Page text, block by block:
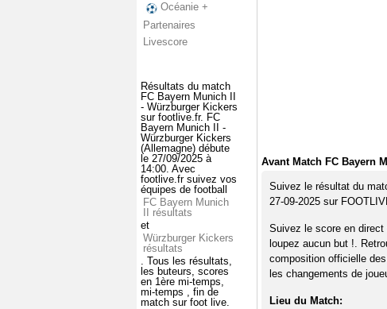
Océanie +
Partenaires
Livescore
Résultats du match
FC Bayern Munich II
- Würzburger Kickers
sur footlive.fr. FC
Bayern Munich II -
Würzburger Kickers
(Allemagne) débute
le 27/09/2025 à
14:00. Avec
footlive.fr suivez vos
équipes de football
FC Bayern Munich
II résultats
et
Würzburger Kickers
résultats
. Tous les résultats,
les buteurs, scores
en 1ère mi-temps,
mi-temps , fin de
match sur foot live.
Avant Match FC Bayern
Suivez le résultat du
27-09-2025 sur
Suivez le score en
loupez aucun but !.
composition officielle
les changements de
Lieu du Match: